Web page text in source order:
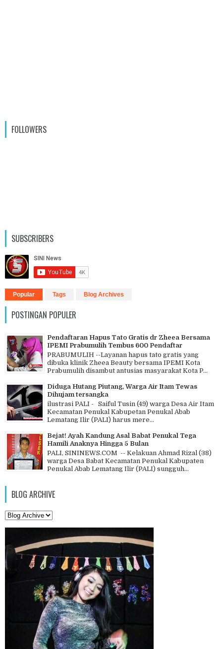
FOLLOWERS
SUBSCRIBERS
Popular Tags Blog Archives
POSTINGAN POPULER
Pendaftaran Hapus Tato Gratis dr Zheea Bersama
IPEMI Prabumulih Tembus 600 Pendaftar
PRABUMULIH --Layanan hapus tato gratis yang
dibuka klinik Zheea Beauty bersama IPEMI Kota
Prabumulih disambut antusias masyarakat Kota P...
Diduga Hutang Piutang, Warga Air Itam Tewas
Dihujam tersangka
ilustrasi PALI - Saiful Tusin (49) warga Desa Air Itam
Kecamatan Penukal Kabupetan Penukal Abab
Lematang Ilir (PALI) harus mere...
Bejat! Ayah Kandung Asal Babat Penukal Tega
Hamili Anaknya Hingga 5 Bulan
PALI, SININEWS.COM -- Kelakuan Ahmad Rizal (38)
warga Desa Babat Kecamatan Penukal Kabupaten
Penukal Abab Lematang Ilir (PALI) sungguh...
BLOG ARCHIVE